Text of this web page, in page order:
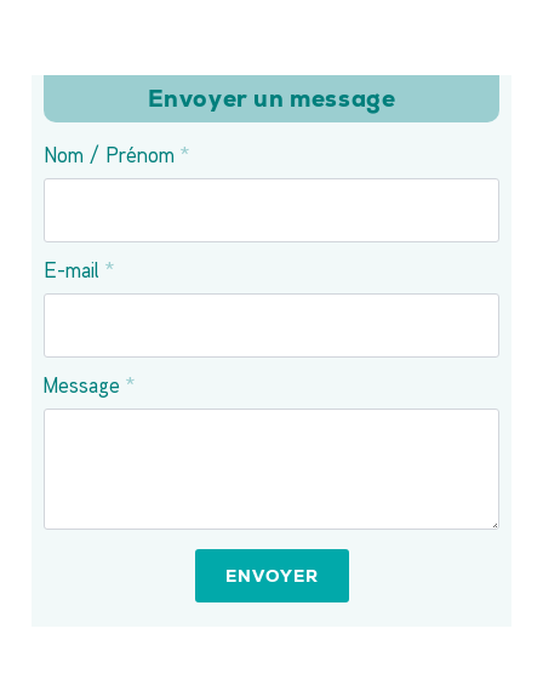
Envoyer un message
Nom / Prénom *
E-mail *
Message *
ENVOYER